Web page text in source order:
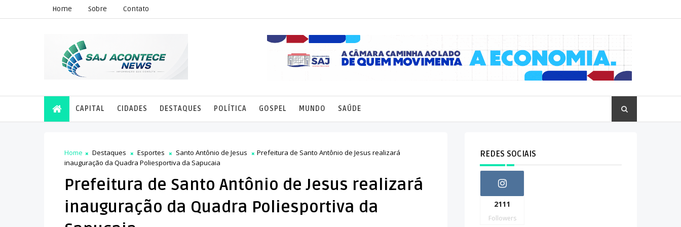
Home Sobre Contato
CAPITAL CIDADES DESTAQUES POLÍTICA GOSPEL MUNDO SAÚDE
Home Destaques Esportes Santo Antônio de Jesus
Prefeitura de Santo Antônio de Jesus realizará
inauguração da Quadra Poliesportiva da Sapucaia
Prefeitura de Santo Antônio de Jesus realizará
inauguração da Quadra Poliesportiva da
REDES SOCIAIS
2111
Followers